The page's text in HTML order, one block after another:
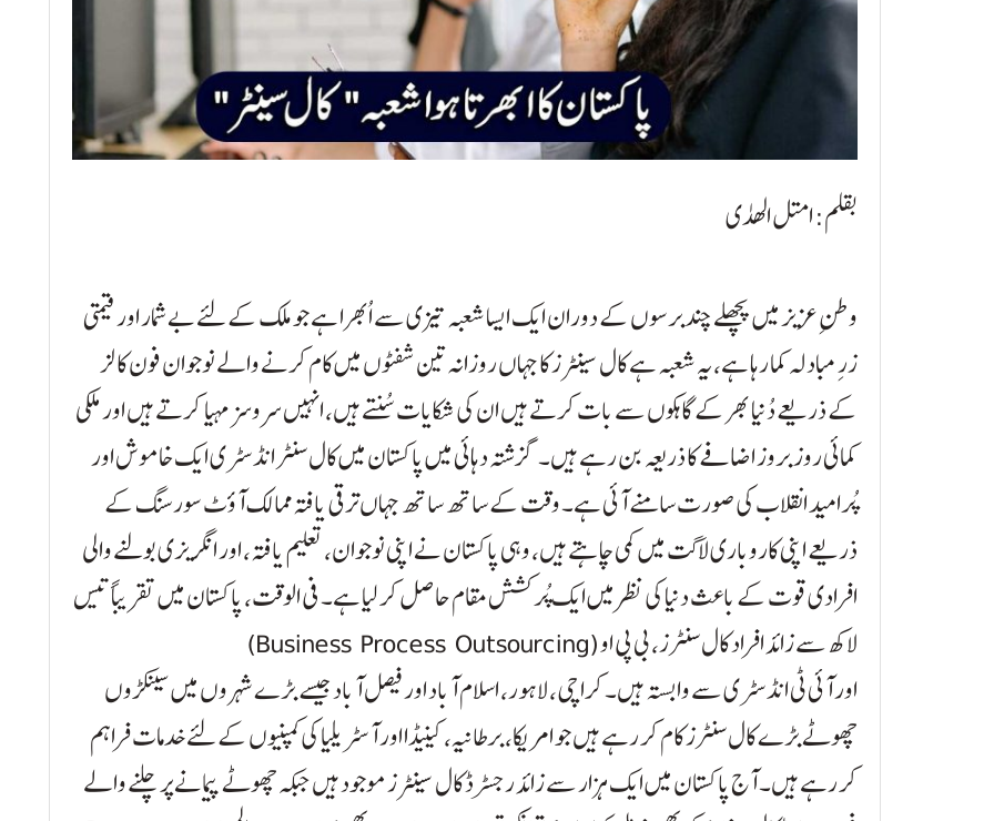
بقلم: امتل الھدٰی
وطنِ عزیز میں پچھلے چند برسوں کے دوران ایک ایسا شعبہ تیزی سے اُبھرا ہے جو ملک کے لئے بے شمار اور قیمتی
زرِ مبادلہ کما رہا ہے، یہ شعبہ ہے کال سینٹرز کا جہاں روزانہ تین شفٹوں میں کام کرنے والے نوجوان فون کالز
کے ذریعے دُنیا بھر کے گاہکوں سے بات کرتے ہیں ان کی شکایات سُنتے ہیں، انہیں سروسز مہیا کرتے ہیں اور ملکی
کمائی روز بروز اضافے کا ذریعہ بن رہے ہیں۔ گزشتہ دہائی میں پاکستان میں کال سنٹر انڈسٹری ایک خاموش اور
پُرامید انقلاب کی صورت سامنے آئی ہے۔ وقت کے ساتھ ساتھ جہاں ترقی یافتہ ممالک آؤٹ سورسنگ کے
ذریعے اپنی کاروباری لاگت میں کمی چاہتے ہیں، وہی پاکستان نے اپنی نوجوان، تعلیم یافتہ، اور انگریزی بولنے والی
افرادی قوت کے باعث دنیا کی نظر میں ایک پُرکشش مقام حاصل کر لیا ہے۔ فی الوقت، پاکستان میں تقریباً تیس
لاکھ سے زائد افراد کال سنٹرز، بی پی او (Business Process Outsourcing)
اور آئی ٹی انڈسٹری سے وابستہ ہیں۔ کراچی، لاہور، اسلام آباد اور فیصل آباد جیسے بڑے شہروں میں سینکڑوں
چھوٹے بڑے کال سنٹرز کام کر رہے ہیں جو امریکا، برطانیہ، کینیڈا اور آسٹریلیا کی کمپنیوں کے لئے خدمات فراہم
کر رہے ہیں۔ آج پاکستان میں ایک ہزار سے زائد رجسٹرڈ کال سینٹرز موجود ہیں جبکہ چھوٹے پیمانے پر چلنے والے